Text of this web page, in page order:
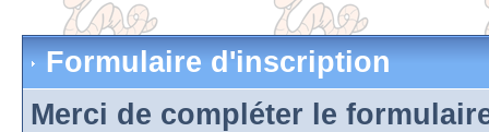
Formulaire d'inscription
Merci de compléter le